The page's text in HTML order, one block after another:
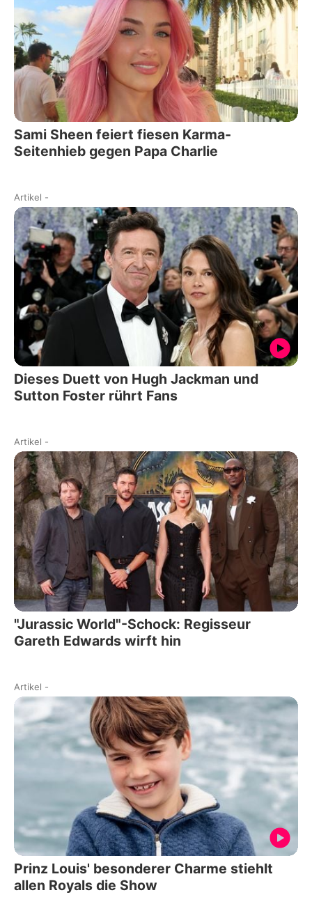
Sami Sheen feiert fiesen Karma-
Seitenhieb gegen Papa Charlie
Artikel -
Dieses Duett von Hugh Jackman und
Sutton Foster rührt Fans
Artikel -
"Jurassic World"-Schock: Regisseur
Gareth Edwards wirft hin
Artikel -
Prinz Louis' besonderer Charme stiehlt
allen Royals die Show